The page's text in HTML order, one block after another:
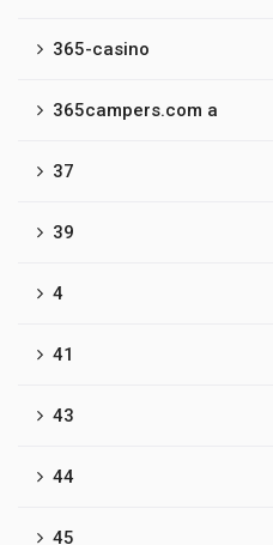
365-casino
365campers.com a
37
39
4
41
43
44
45